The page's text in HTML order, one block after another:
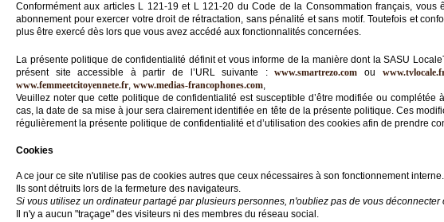
Gazette
Vidéos
Médias
du
groupe
Blogs
annuaire
pro
Accès
Conformément aux articles L 121-19 et L 121-20 du Code de la Consommation français,
abonnement pour exercer votre droit de rétractation, sans pénalité et sans motif. Toutefois et
plus être exercé dès lors que vous avez accédé aux fonctionnalités concernées.
La présente politique de confidentialité définit et vous informe de la manière dont la SASU
présent site accessible à partir de l’URL suivante :www.smartrezo.com ou
www.femmeetcitoyennete.fr, www.medias-francophones.com,
Veuillez noter que cette politique de confidentialité est susceptible d’être modifiée ou
cas, la date de sa mise à jour sera clairement identifiée en tête de la présente politique. Ces
régulièrement la présente politique de confidentialité et d’utilisation des cookies afin de prendre
Cookies
A ce jour ce site n'utilise pas de cookies autres que ceux nécessaires à son fonctionnement interne.
Ils sont détruits lors de la fermeture des navigateurs.
Si vous utilisez un ordinateur partagé par plusieurs personnes, n'oubliez pas de vous déconnecter
Il n'y a aucun "traçage" des visiteurs ni des membres du réseau social.